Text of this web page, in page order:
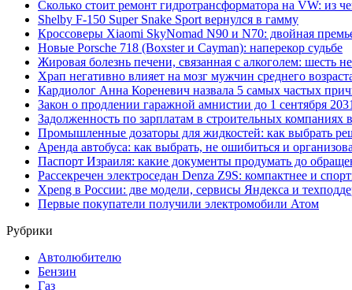
Сколько стоит ремонт гидротрансформатора на VW: из
Shelby F-150 Super Snake Sport вернулся в гамму
Кроссоверы Xiaomi SkyNomad N90 и N70: двойная
Новые Porsche 718 (Boxster и Cayman): наперекор судьбе
Жировая болезнь печени, связанная с алкоголем: шесть
Храп негативно влияет на мозг мужчин среднего
Кардиолог Анна Кореневич назвала 5 самых частых
Закон о продлении гаражной амнистии до 1 сентября
Задолженность по зарплатам в строительных
Промышленные дозаторы для жидкостей: как выбрать
Аренда автобуса: как выбрать, не ошибиться и
Паспорт Израиля: какие документы продумать до
Рассекречен электроседан Denza Z9S: компактнее и
Xpeng в России: две модели, сервисы Яндекса и
Первые покупатели получили электромобили Атом
Рубрики
Автолюбителю
Бензин
Газ